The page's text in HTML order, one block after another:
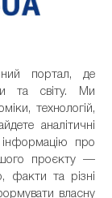
портал, де
та світу. Ми
технологій,
аналітичні
про
проєкту —
факти та різні
власну